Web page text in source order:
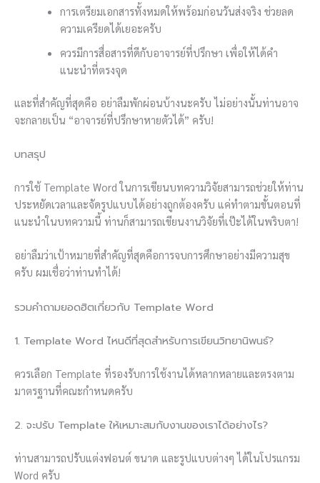
การเตรียมเอกสารทั้งหมดให้พร้อมก่อนวันส่งจริง ช่วยลด
ความเครียดได้เยอะครับ
ควรมีการสื่อสารที่ดีกับอาจารย์ที่ปรึกษา เพื่อให้ได้คำ
แนะนำที่ตรงจุด
และที่สำคัญที่สุดคือ อย่าลืมพักผ่อนบ้างนะครับ ไม่อย่างนั้นท่านอาจ
จะกลายเป็น “อาจารย์ที่ปรึกษาหายตัวได้” ครับ!
บทสรุป
การใช้ Template Word ในการเขียนบทความวิจัยสามารถช่วยให้ท่าน
ประหยัดเวลาและจัดรูปแบบได้อย่างถูกต้องครับ แค่ทำตามขั้นตอนที่
แนะนำในบทความนี้ ท่านก็สามารถเขียนงานวิจัยที่เป๊ะได้ในพริบตา!
อย่าลืมว่าเป้าหมายที่สำคัญที่สุดคือการจบการศึกษาอย่างมีความสุข
ครับ ผมเชื่อว่าท่านทำได้!
รวมคำถามยอดฮิตเกี่ยวกับ Template Word
1. Template Word ไหนดีที่สุดสำหรับการเขียนวิทยานิพนธ์?
ควรเลือก Template ที่รองรับการใช้งานได้หลากหลายและตรงตาม
มาตรฐานที่คณะกำหนดครับ
2. จะปรับ Template ให้เหมาะสมกับงานของเราได้อย่างไร?
ท่านสามารถปรับแต่งฟอนต์ ขนาด และรูปแบบต่างๆ ได้ในโปรแกรม
Word ครับ